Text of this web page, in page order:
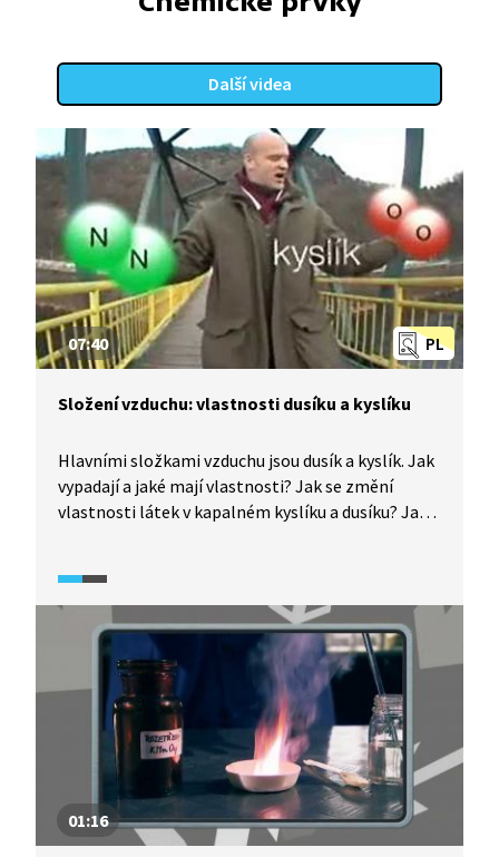
Další videa
PL
07:40
Složení vzduchu: vlastnosti dusíku a kyslíku
Hlavními složkami vzduchu jsou dusík a kyslík. Jak
vypadají a jaké mají vlastnosti? Jak se změní
vlastnosti látek v kapalném kyslíku a dusíku? Jak
01:16